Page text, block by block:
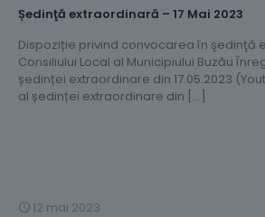
Ședinţă extraordinară – 17 Mai 2023
Dispoziție privind convocarea în şedinţă
Consiliului Local al Municipiului Buzău
ședinței extraordinare din 17.05.2023
al ședinței extraordinare din […]
12 mai 2023